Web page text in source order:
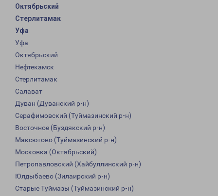
Октябрьский
Стерлитамак
Уфа
Уфа
Октябрьский
Нефтекамск
Стерлитамак
Салават
Дуван (Дуванский р-н)
Серафимовский (Туймазинский р-н)
Восточное (Буздякский р-н)
Максютово (Туймазинский р-н)
Московка (Октябрьский)
Петропавловский (Хайбуллинский р-н)
Юлдыбаево (Зилаирский р-н)
Старые Туймазы (Туймазинский р-н)